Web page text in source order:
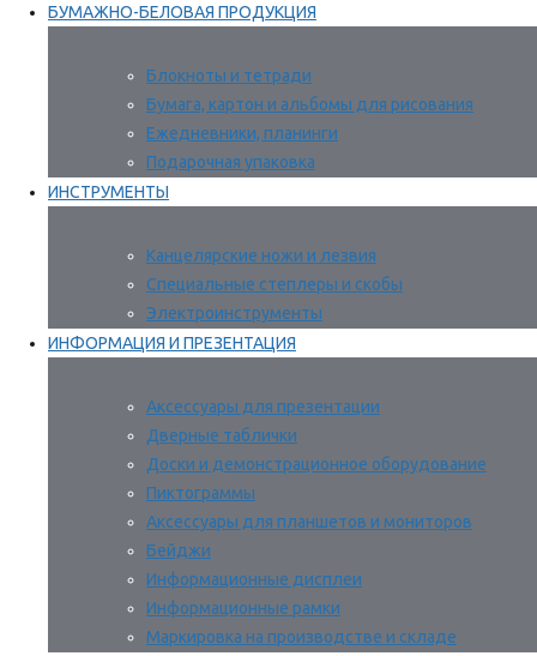
БУМАЖНО-БЕЛОВАЯ ПРОДУКЦИЯ
Блокноты и тетради
Бумага, картон и альбомы для рисования
Ежедневники, планинги
Подарочная упаковка
ИНСТРУМЕНТЫ
Канцелярские ножи и лезвия
Специальные степлеры и скобы
Электроинструменты
ИНФОРМАЦИЯ И ПРЕЗЕНТАЦИЯ
Аксессуары для презентации
Дверные таблички
Доски и демонстрационное оборудование
Пиктограммы
Аксессуары для планшетов и мониторов
Бейджи
Информационные дисплеи
Информационные рамки
Маркировка на производстве и складе